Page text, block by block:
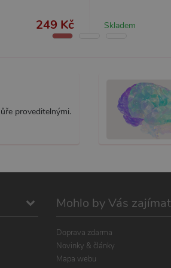
249 Kč Skladem
proveditelnými.
Mohlo by Vás zajímat
Doprava zdarma
Novinky & články
Mapa webu